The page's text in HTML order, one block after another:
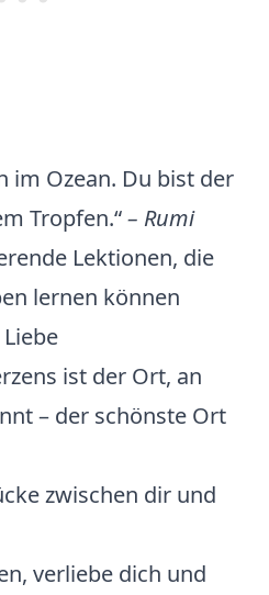
im Ozean. Du bist der
Tropfen.“– Rumi
Lektionen, die
lernen können
ist der Ort, an
– der schönste Ort
zwischen dir und
verliebe dich und